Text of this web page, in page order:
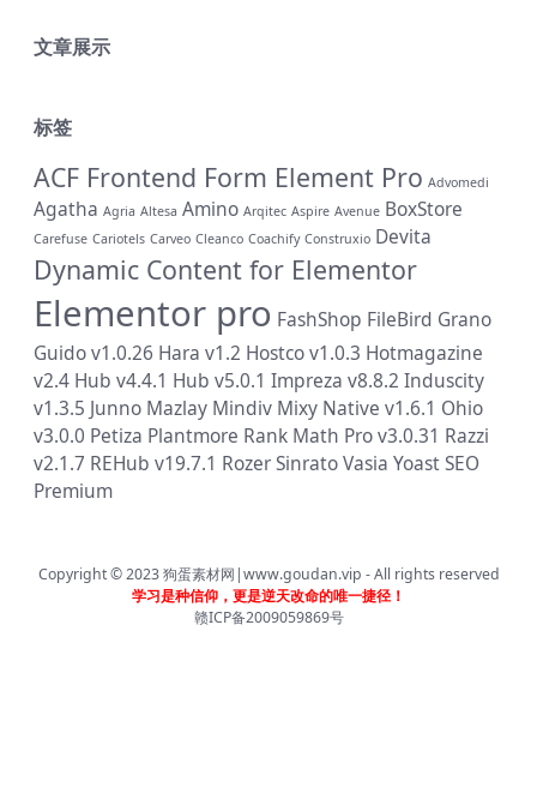
文章展示
标签
ACF Frontend Form Element Pro Advomedi
Agatha Agria Altesa Amino Arqitec Aspire Avenue BoxStore
Carefuse Cariotels Carveo Cleanco Coachify Construxio Devita
Dynamic Content for Elementor
Elementor pro FashShop FileBird Grano
Guido v1.0.26 Hara v1.2 Hostco v1.0.3 Hotmagazine
v2.4 Hub v4.4.1 Hub v5.0.1 Impreza v8.8.2 Induscity
v1.3.5 Junno Mazlay Mindiv Mixy Native v1.6.1 Ohio
v3.0.0 Petiza Plantmore Rank Math Pro v3.0.31 Razzi
v2.1.7 REHub v19.7.1 RozerSinratoVasia Yoast SEO
Premium
Copyright © 2023狗蛋素材网|www.goudan.vip - All rights reserved
学习是种信仰，更是逆天改命的唯一捷径！
赣ICP备2009059869号